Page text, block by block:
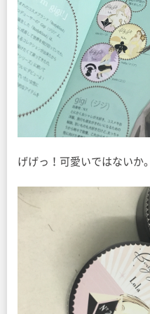
げげっ！可愛いではないか。